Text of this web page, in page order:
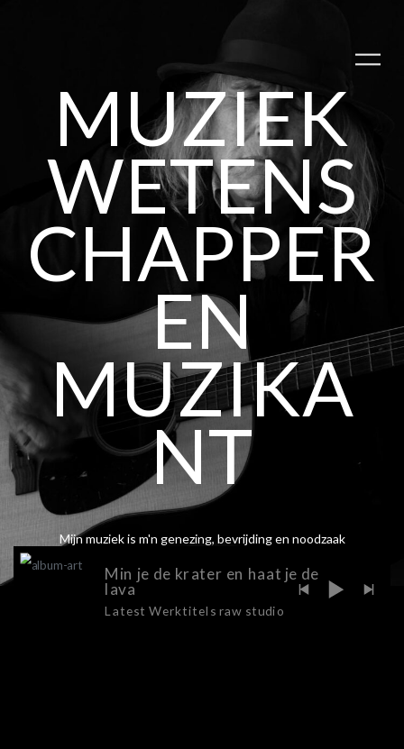
PLAY ALBUM
MUZIEK
WETENS
CHAPPER
EN
MUZIKA
NT
Mijn muziek is m'n genezing, bevrijding en noodzaak
Min je de krater en haat je de
lava
Latest Werktitels raw studio